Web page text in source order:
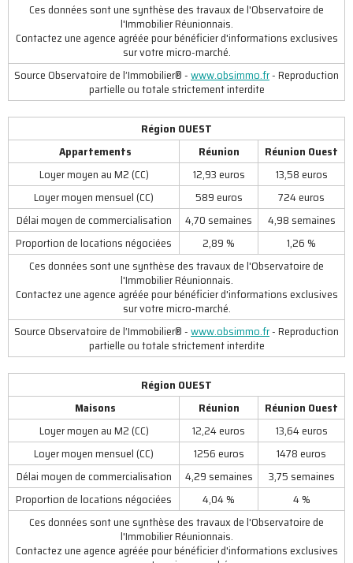
Ces données sont une synthèse des travaux de l'Observatoire de
l'Immobilier Réunionnais.
Contactez une agence agréée pour bénéficier d'informations exclusives
sur votre micro-marché.
Source Observatoire de l’Immobilier® -www.obsimmo.fr- Reproduction
partielle ou totale strictement interdite
Région OUEST
Appartements
Réunion
Réunion Ouest
Loyer moyen au M2 (CC)
12,93 euros
13,58 euros
Loyer moyen mensuel (CC)
589 euros
724 euros
Délai moyen de commercialisation
4,70 semaines
4,98 semaines
Proportion de locations négociées
2,89 %
1,26 %
Ces données sont une synthèse des travaux de l'Observatoire de
l'Immobilier Réunionnais.
Contactez une agence agréée pour bénéficier d'informations exclusives
sur votre micro-marché.
Source Observatoire de l’Immobilier® -www.obsimmo.fr- Reproduction
partielle ou totale strictement interdite
Région OUEST
Maisons
Réunion
Réunion Ouest
Loyer moyen au M2 (CC)
12,24 euros
13,64 euros
Loyer moyen mensuel (CC)
1256 euros
1478 euros
Délai moyen de commercialisation
4,29 semaines
3,75 semaines
Proportion de locations négociées
4,04 %
4 %
Ces données sont une synthèse des travaux de l'Observatoire de
l'Immobilier Réunionnais.
Contactez une agence agréée pour bénéficier d'informations exclusives